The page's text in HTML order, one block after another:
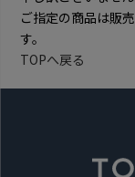
ご指定の商品は販
す。
TOPへ戻る